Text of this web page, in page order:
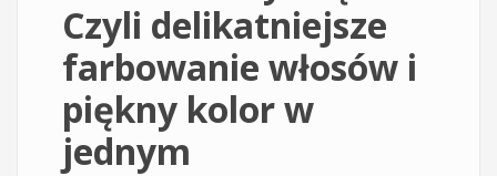
Czyli delikatniejsze
farbowanie włosów i
piękny kolor w
jednym